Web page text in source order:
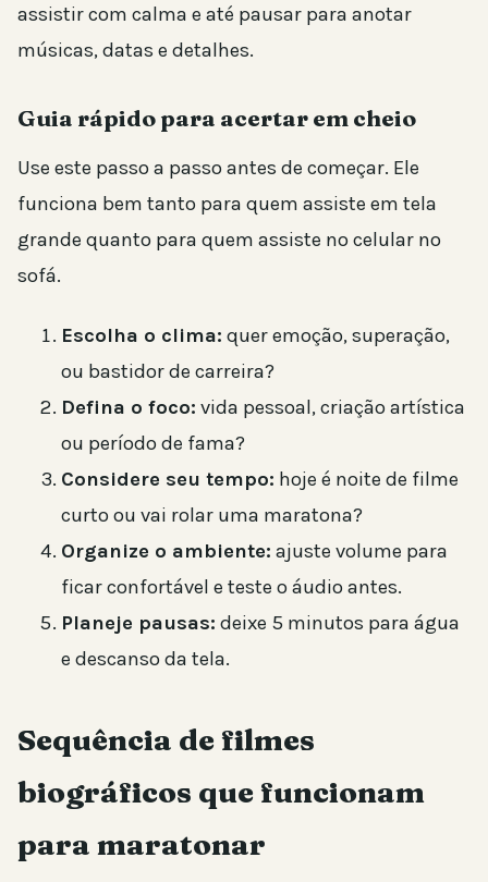
assistir com calma e até pausar para anotar
músicas, datas e detalhes.
Guia rápido para acertar em cheio
Use este passo a passo antes de começar. Ele
funciona bem tanto para quem assiste em tela
grande quanto para quem assiste no celular no
sofá.
Escolha o clima: quer emoção, superação,
ou bastidor de carreira?
Defina o foco: vida pessoal, criação artística
ou período de fama?
Considere seu tempo: hoje é noite de filme
curto ou vai rolar uma maratona?
Organize o ambiente: ajuste volume para
ficar confortável e teste o áudio antes.
Planeje pausas: deixe 5 minutos para água
e descanso da tela.
Sequência de filmes
biográficos que funcionam
para maratonar